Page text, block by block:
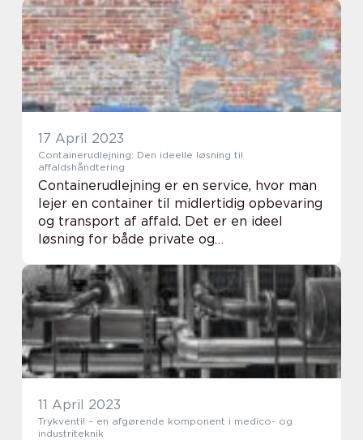
bekvemmelighed...
17 April 2023
Containerudlejning: Den ideelle løsning til
affaldshåndtering
Containerudlejning er en service, hvor man
lejer en container til midlertidig opbevaring
og transport af affald. Det er en ideel
løsning for både private og
håndtere store mængder affald ...
11 April 2023
Trykventil – en afgørende komponent i medico- og
industriteknik